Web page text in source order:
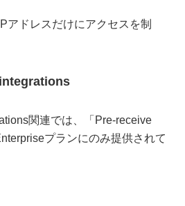
アドレスだけにアクセスを制
関連では、「Pre-receive
プランにのみ提供されて